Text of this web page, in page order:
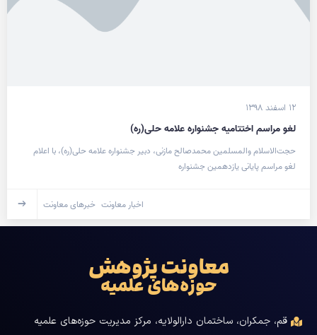
۱۲ اسفند ۱۳۹۸
لغو مراسم اختتامیه جشنواره علامه حلی(ره)
حجت‌الاسلام والمسلمین محمدصالح مازنی، دبیر جشنواره علامه حلی(ره)، با اعلام
لغو مراسم پایانی یازدهمین جشنواره
اخبار معاونت خبرهای معاونت
معاونت پژوهش
حوزه‌های علمیه
قم، جمکران، ساختمان دارالولایه، مرکز مدیریت حوزه‌های علمیه